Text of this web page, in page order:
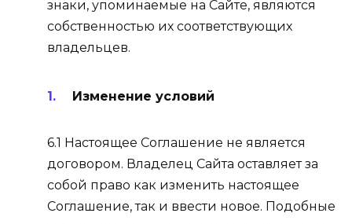
знаки, упоминаемые на Сайте, являются
собственностью их соответствующих
владельцев.
Изменение условий
6.1 Настоящее Соглашение не является
договором. Владелец Сайта оставляет за
собой право как изменить настоящее
Соглашение, так и ввести новое. Подобные